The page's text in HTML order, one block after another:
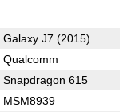
Galaxy J7 (2015)
Qualcomm
Snapdragon 615
MSM8939